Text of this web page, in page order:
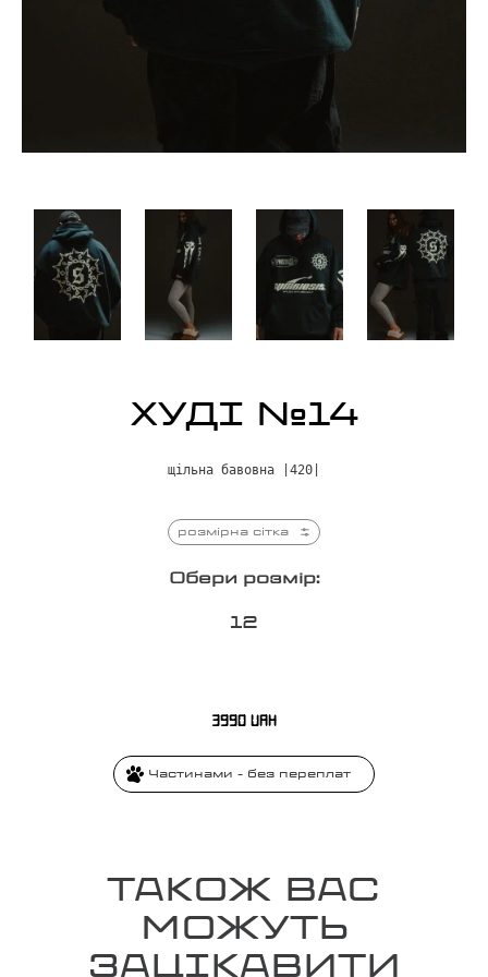
ХУДІ №14
щільна бавовна |420|
розмірна сітка
Обери розмір:
12
3990 UAH
Частинами - без переплат
ТАКОЖ ВАС
МОЖУТЬ
ЗАЦІКАВИТИ